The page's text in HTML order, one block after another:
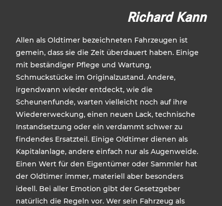
Richard Kann
Allen als Oldtimer bezeichneten Fahrzeugen ist
gemein, dass sie die Zeit überdauert haben. Einige
mit beständiger Pflege und Wartung,
Schmuckstücke im Originalzustand. Andere,
irgendwann wieder entdeckt, wie die
Scheunenfunde, warten vielleicht noch auf ihre
Wiedererweckung, einen neuen Lack, technische
Instandsetzung oder ein verdammt schwer zu
findendes Ersatzteil. Einige Oldtimer dienen als
Kapitalanlage, andere einfach nur als Augenweide.
Einen Wert für den Eigentümer oder Sammler hat
der Oldtimer immer, materiell aber besonders
ideell. Bei aller Emotion gibt der Gesetzgeber
natürlich die Regeln vor. Wer sein Fahrzeug als